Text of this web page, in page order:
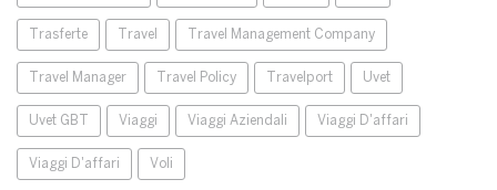
Trasferte Travel Travel Management Company
Travel Manager Travel Policy Travelport Uvet
Uvet GBT Viaggi Viaggi Aziendali Viaggi D'affari
Viaggi D'affari Voli